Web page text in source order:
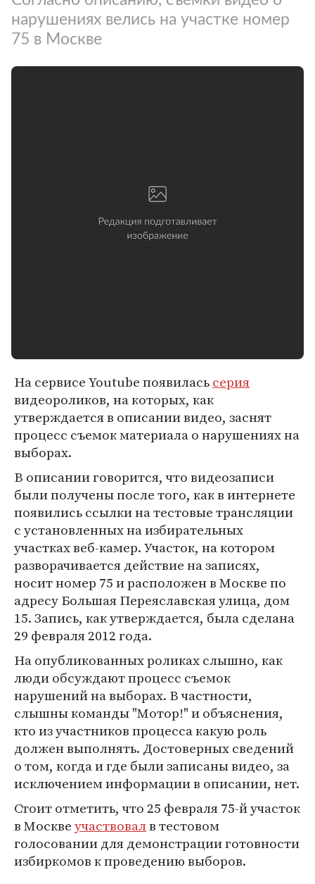
нарушениях велись на участке номер
75 в Москве
На сервисе Youtube появиласьсерия
видеороликов, на которых, как
утверждается в описании видео, заснят
процесс съемок материала о нарушениях на
выборах.
В описании говорится, что видеозаписи
были получены после того, как в интернете
появились ссылки на тестовые трансляции
с установленных на избирательных
участках веб-камер. Участок, на котором
разворачивается действие на записях,
носит номер 75 и расположен в Москве по
адресу Большая Переяславская улица, дом
15. Запись, как утверждается, была сделана
29 февраля 2012 года.
На опубликованных роликах слышно, как
люди обсуждают процесс съемок
нарушений на выборах. В частности,
слышны команды "Мотор!" и объяснения,
кто из участников процесса какую роль
должен выполнять. Достоверных сведений
о том, когда и где были записаны видео, за
исключением информации в описании, нет.
Стоит отметить, что 25 февраля 75-й участок
в Москвеучаствовалв тестовом
голосовании для демонстрации готовности
избиркомов к проведению выборов.